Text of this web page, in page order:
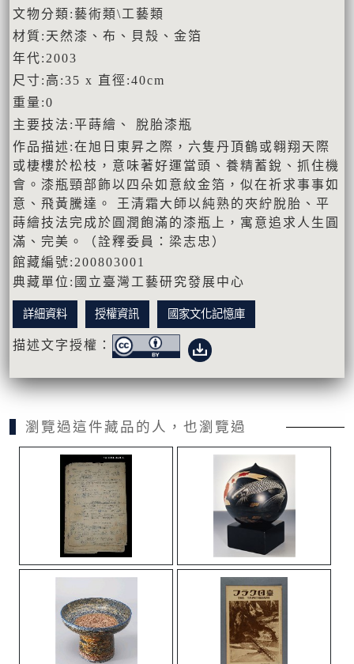
文物分類:藝術類\工藝類
材質:天然漆、布、貝殼、金箔
年代:2003
尺寸:高:35 x 直徑:40cm
重量:0
主要技法:平蒔繪、 脫胎漆瓶
作品描述:在旭日東昇之際，六隻丹頂鶴或翱翔天際
或棲樓於松枝，意味著好運當頭、養精蓄銳、抓住機
會。漆瓶頸部飾以四朵如意紋金箔，似在祈求事事如
意、飛黃騰達。 王清霜大師以純熟的夾紵脫胎、平
蒔繪技法完成於圓潤飽滿的漆瓶上，寓意追求人生圓
滿、完美。（詮釋委員：梁志忠）
館藏編號:200803001
典藏單位:國立臺灣工藝研究發展中心
詳細資料 授權資訊 國家文化記憶庫
描述文字授權：
瀏覽過這件藏品的人，也瀏覽過